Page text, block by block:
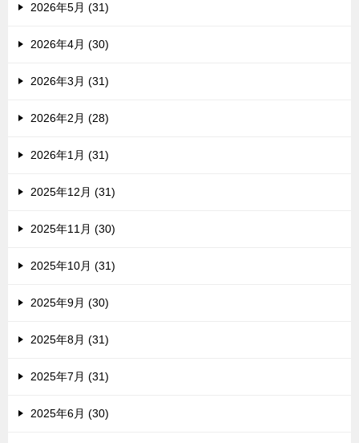
2026年5月 (31)
2026年4月 (30)
2026年3月 (31)
2026年2月 (28)
2026年1月 (31)
2025年12月 (31)
2025年11月 (30)
2025年10月 (31)
2025年9月 (30)
2025年8月 (31)
2025年7月 (31)
2025年6月 (30)